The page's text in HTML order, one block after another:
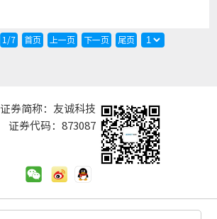
1/7 首页 上一页 下一页 尾页
证券简称：友诚科技
证券代码：873087